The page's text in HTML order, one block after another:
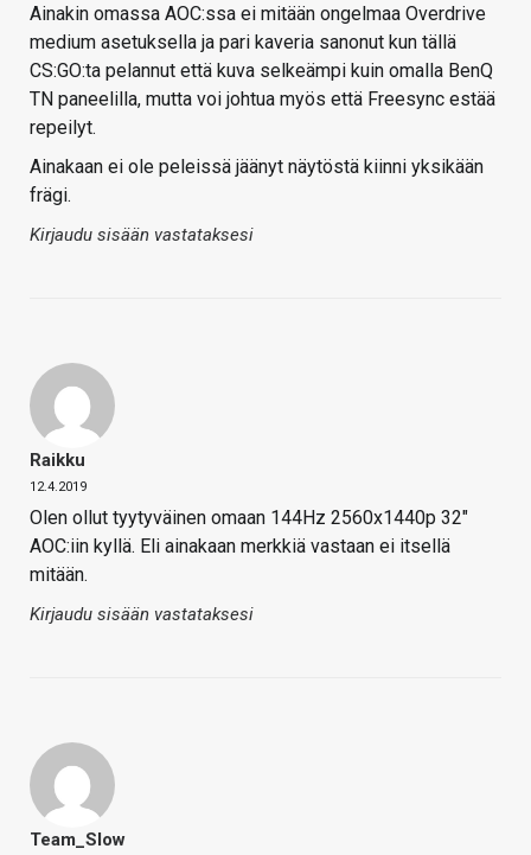
Ainakin omassa AOC:ssa ei mitään ongelmaa Overdrive
medium asetuksella ja pari kaveria sanonut kun tällä
CS:GO:ta pelannut että kuva selkeämpi kuin omalla BenQ
TN paneelilla, mutta voi johtua myös että Freesync estää
repeilyt.
Ainakaan ei ole peleissä jäänyt näytöstä kiinni yksikään
frägi.
Kirjaudu sisään vastataksesi
Raikku
12.4.2019
Olen ollut tyytyväinen omaan 144Hz 2560x1440p 32"
AOC:iin kyllä. Eli ainakaan merkkiä vastaan ei itsellä
mitään.
Kirjaudu sisään vastataksesi
Team_Slow